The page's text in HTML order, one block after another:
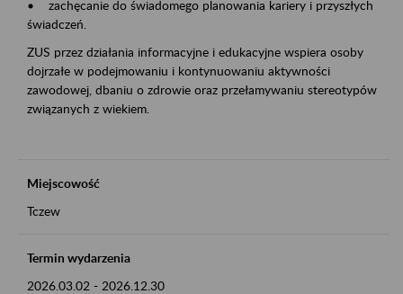
• zachęcanie do świadomego planowania kariery i przyszłych
świadczeń.
ZUS przez działania informacyjne i edukacyjne wspiera osoby
dojrzałe w podejmowaniu i kontynuowaniu aktywności
zawodowej, dbaniu o zdrowie oraz przełamywaniu stereotypów
związanych z wiekiem.
Miejscowość
Tczew
Termin wydarzenia
2026.03.02 - 2026.12.30